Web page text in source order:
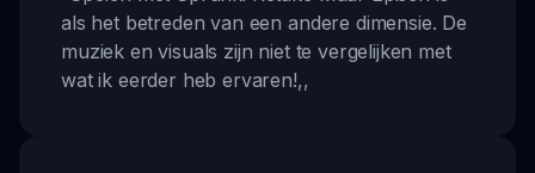
als het betreden van een andere dimensie. De
muziek en visuals zijn niet te vergelijken met
wat ik eerder heb ervaren!,,